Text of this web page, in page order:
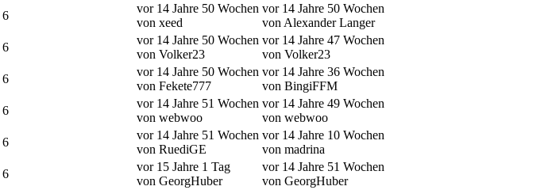
6
vor 14 Jahre 50 Wochen
von xeed
vor 14 Jahre 50 Wochen
von Alexander Langer
6
vor 14 Jahre 50 Wochen
von Volker23
vor 14 Jahre 47 Wochen
von Volker23
6
vor 14 Jahre 50 Wochen
von Fekete777
vor 14 Jahre 36 Wochen
von BingiFFM
6
vor 14 Jahre 51 Wochen
von webwoo
vor 14 Jahre 49 Wochen
von webwoo
6
vor 14 Jahre 51 Wochen
von RuediGE
vor 14 Jahre 10 Wochen
von madrina
6
vor 15 Jahre 1 Tag
von GeorgHuber
vor 14 Jahre 51 Wochen
von GeorgHuber